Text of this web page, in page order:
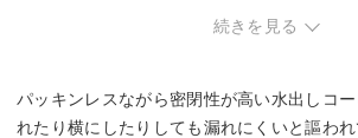
続きを見る
パッキンレスながら密閉性が高い水出しコ
れたり横にしたりしても漏れにくいと謳わ